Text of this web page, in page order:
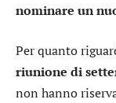
nominare un
Per quanto
riunione di
non hanno